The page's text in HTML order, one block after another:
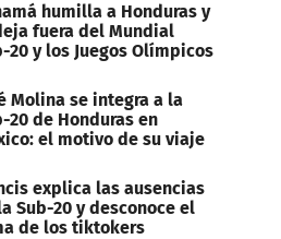
humilla a Honduras y
fuera del Mundial
20 y los Juegos Olímpicos
Molina se integra a la
20 de Honduras en
el motivo de su viaje
explica las ausencias
Sub-20 y desconoce el
de los tiktokers